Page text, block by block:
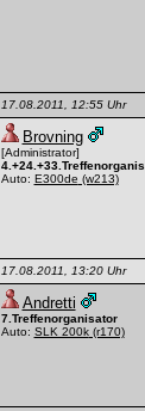
17.08.2011, 12:55 Uhr
Brovning
[Administrator]
4.+24.+33.Treffenorganis.
Auto: E300de (w213)
17.08.2011, 13:20 Uhr
Andretti
7.Treffenorganisator
Auto: SLK 200k(r170)